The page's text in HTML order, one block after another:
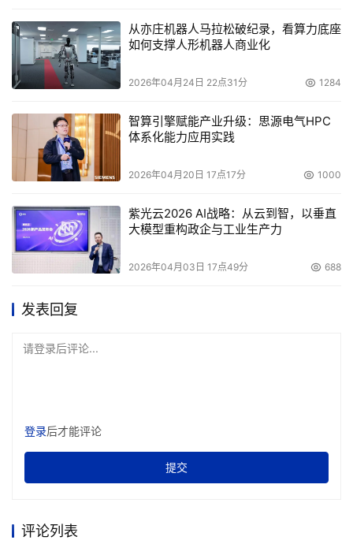
从亦庄机器人马拉松破纪录，看算力底座
如何支撑人形机器人商业化
2026年04月24日 22点31分 1284
智算引擎赋能产业升级：思源电气HPC
体系化能力应用实践
2026年04月20日 17点17分 1000
紫光云2026 AI战略：从云到智，以垂直
大模型重构政企与工业生产力
2026年04月03日 17点49分 688
发表回复
请登录后评论...
登录后才能评论
提交
评论列表